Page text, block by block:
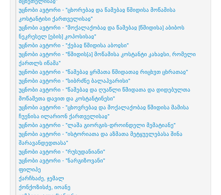
უცნობი ავტორი - "ცხორებაჲ და წამებაჲ წმიდისა მოწამისა
კოსტანტისი ქართველისაჲ"
უცნობი ავტორი - "მოქალაქობაჲ და წამებაჲ [წმიდისა] აბიბოს
ნეკრესელ [ების] კოპოსისაჲ"
უცნობი ავტორი - "ქებაჲ წმიდისა აბოჲსი"
უცნობი ავტორი - "წმიდის[ა] მოწამისა კოსტანტი კახაჲსი, რომელი
ქართლს იწამა"
უცნობი ავტორი - "წამებაჲ ყრმათა წმიდათაჲ რიცხჳთ ცხრათაჲ"
უცნობი ავტორი - "სიბრძნე ბალაჰვარისი"
უცნობი ავტორი - "წამებაჲ და ღუაწლი წმიდათა და დიდებულთა
მოწამეთა დავით და კოსტანტინესი"
უცნობი ავტორი - "ცხოვრებაჲ და მოქალაქობაჲ წმიდისა მამისა
ჩუენისა ილარიონ ქართველისაჲ"
უცნობი ავტორი - "ლაშა გიორგის-დროინდელი მემატიანე"
უცნობი ავტორი - "ისტორიათა და აზმათა მეტყუელებასა შინა
შარავანდედთასა"
უცნობი ავტორი - "რუსუდანიანი"
უცნობი ავტორი - "ნარგიზოვანი"
ფილიპე
ქარჩხაძე, ჯემალ
ქონქოზისძე, იოანე